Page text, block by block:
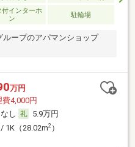
付インターホ
ン
駐輪場
ループのアパマンショップ
万円
費4,000円
なし
5.9万円
1K（28.02m2）